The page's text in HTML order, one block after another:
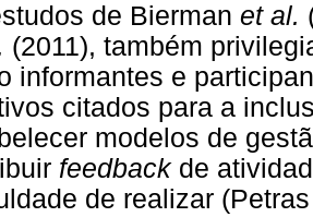
de Bierman et al.
(2011), também
informantes e
citados para a
modelos de
feedback de
de realizar